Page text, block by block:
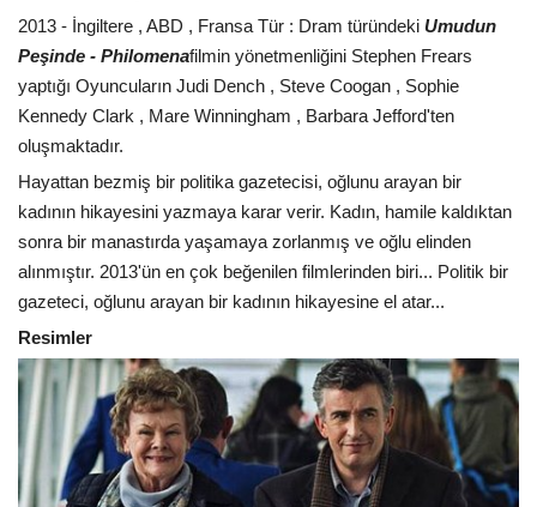
2013 - İngiltere , ABD , Fransa Tür : Dram türündeki Umudun
Peşinde - Philomenafilmin yönetmenliğini Stephen Frears
yaptığı Oyuncuların Judi Dench , Steve Coogan , Sophie
Kennedy Clark , Mare Winningham , Barbara Jefford'ten
oluşmaktadır.
Hayattan bezmiş bir politika gazetecisi, oğlunu arayan bir
kadının hikayesini yazmaya karar verir. Kadın, hamile kaldıktan
sonra bir manastırda yaşamaya zorlanmış ve oğlu elinden
alınmıştır. 2013'ün en çok beğenilen filmlerinden biri... Politik bir
gazeteci, oğlunu arayan bir kadının hikayesine el atar...
Resimler